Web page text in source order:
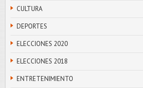
CULTURA
DEPORTES
ELECCIONES 2020
ELECCIONES 2018
ENTRETENIMIENTO